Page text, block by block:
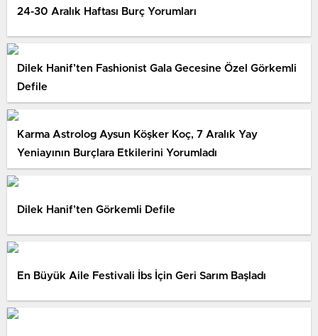
24-30 Aralık Haftası Burç Yorumları
Dilek Hanif’ten Fashionist Gala Gecesine Özel Görkemli
Defile
Karma Astrolog Aysun Köşker Koç, 7 Aralık Yay
Yeniayının Burçlara Etkilerini Yorumladı
Dilek Hanif’ten Görkemli Defile
En Büyük Aile Festivali İbs İçin Geri Sarım Başladı